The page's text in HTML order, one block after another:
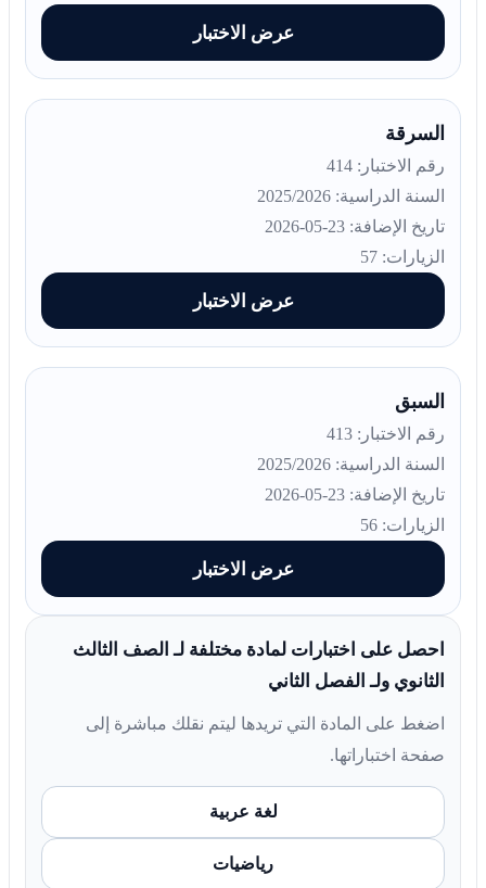
عرض الاختبار
السرقة
رقم الاختبار: 414
السنة الدراسية: 2025/2026
تاريخ الإضافة: 23-05-2026
الزيارات: 57
عرض الاختبار
السبق
رقم الاختبار: 413
السنة الدراسية: 2025/2026
تاريخ الإضافة: 23-05-2026
الزيارات: 56
عرض الاختبار
احصل على اختبارات لمادة مختلفة لـ الصف الثالث
الثانوي ولـ الفصل الثاني
اضغط على المادة التي تريدها ليتم نقلك مباشرة إلى
صفحة اختباراتها.
لغة عربية
رياضيات